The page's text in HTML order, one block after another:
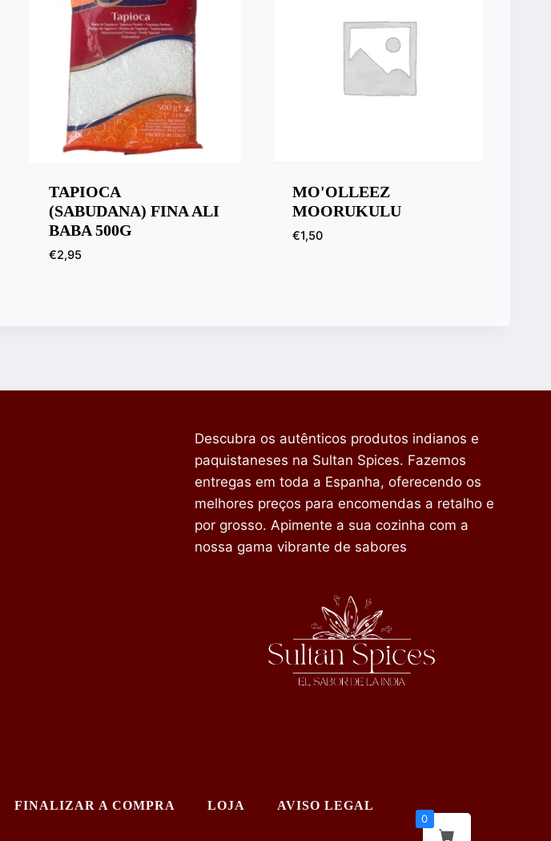
TAPIOCA
(SABUDANA) FINA ALI
BABA 500G
€2,95
MO'OLLEEZ
MOORUKULU
€1,50
Descubra os autênticos produtos indianos e
paquistaneses na Sultan Spices. Fazemos
entregas em toda a Espanha, oferecendo os
melhores preços para encomendas a retalho e
por grosso. Apimente a sua cozinha com a
nossa gama vibrante de sabores
FINALIZAR A COMPRA LOJA AVISO LEGAL
0